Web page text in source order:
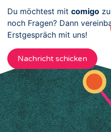
Du möchtest mit comigo
noch Fragen? Dann
Erstgespräch mit uns!
Nachricht schicken